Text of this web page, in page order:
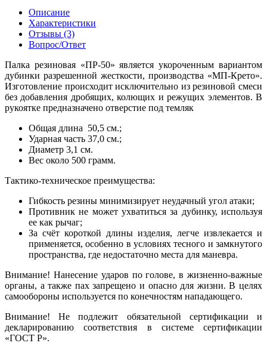
Описание
Характеристики
Отзывы (3)
Вопрос/Ответ
Палка резиновая «ПР-50» является укороченным вариантом
дубинки разрешенной жесткости, производства «МП-Крето».
Изготовление происходит исключительно из резиновой смеси
без добавления дробящих, колющих и режущих элементов. В
рукоятке предназначено отверстие под темляк
Общая длина 50,5 см.;
Ударная часть 37,0 см.;
Диаметр 3,1 см.
Вес около 500 грамм.
Тактико-техническое преимущества:
Гибкость резины минимизирует неудачный угол атаки;
Противник не может ухватиться за дубинку, используя
ее как рычаг;
За счёт короткой длины изделия, легче извлекается и
применяется, особенно в условиях тесного и замкнутого
пространства, где недостаточно места для маневра.
Внимание! Нанесение ударов по голове, в жизненно-важные
органы, а также пах запрещено и опасно для жизни. В целях
самообороны используется по конечностям нападающего.
Внимание! Не подлежит обязательной сертификации и
декларированию соответствия в системе сертификации
«ГОСТ Р».